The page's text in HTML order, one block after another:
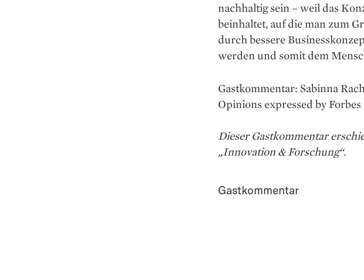
nachhaltig sein – weil das
beinhaltet, auf die man zum
durch ­bessere
werden und somit dem
Gastkommentar: Sabinna
Opinions expressed by
Dieser Gastkommentar
„Innovation & Forschung“.
Gastkommentar